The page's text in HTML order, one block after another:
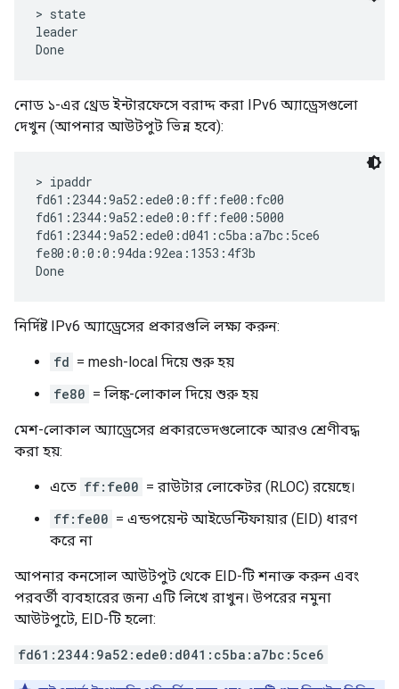
> state
leader
নোড ১-এর থ্রেড ইন্টারফেসে বরাদ্দ করা IPv6 অ্যাড্রেসগুলো
দেখুন (আপনার আউটপুট ভিন্ন হবে):
> ipaddr
fd61:2344:9a52:ede0:0:ff:fe00:fc00
fd61:2344:9a52:ede0:0:ff:fe00:5000
fd61:2344:9a52:ede0:d041:c5ba:a7bc:5ce6
fe80:0:0:0:94da:92ea:1353:4f3b
নির্দিষ্ট IPv6 অ্যাড্রেসের প্রকারগুলি লক্ষ্য করুন:
fd = mesh-local দিয়ে শুরু হয়
fe80 = লিঙ্ক-লোকাল দিয়ে শুরু হয়
মেশ-লোকাল অ্যাড্রেসের প্রকারভেদগুলোকে আরও শ্রেণীবদ্ধ
করা হয়:
এতে ff:fe00 = রাউটার লোকেটর (RLOC) রয়েছে।
ff:fe00 = এন্ডপয়েন্ট আইডেন্টিফায়ার (EID) ধারণ
করে না
আপনার কনসোল আউটপুট থেকে EID-টি শনাক্ত করুন এবং
পরবর্তী ব্যবহারের জন্য এটি লিখে রাখুন। উপরের নমুনা
আউটপুটে, EID-টি হলো:
fd61:2344:9a52:ede0:d041:c5ba:a7bc:5ce6